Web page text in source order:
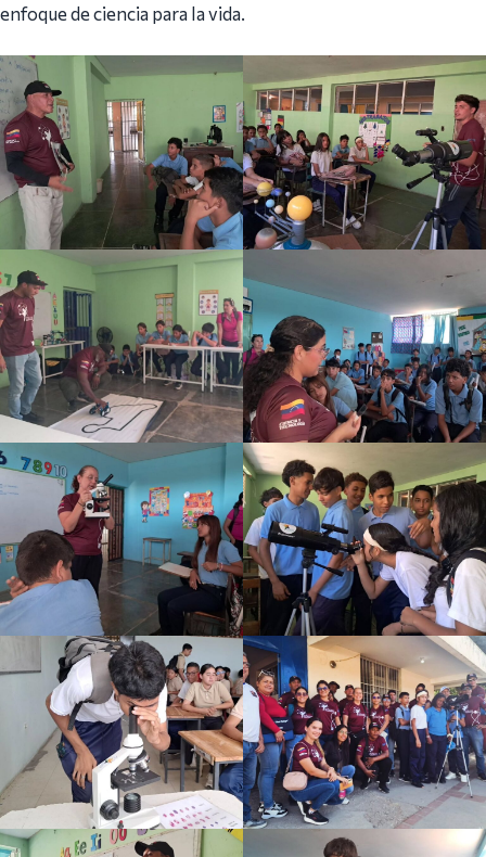
enfoque de ciencia para la vida.